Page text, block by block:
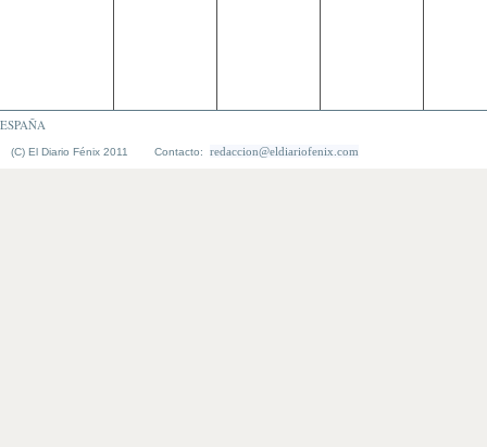
ESPAÑA
(C) El Diario Fénix 2011 Contacto: redaccion@eldiariofenix.com